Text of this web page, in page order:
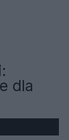
dla